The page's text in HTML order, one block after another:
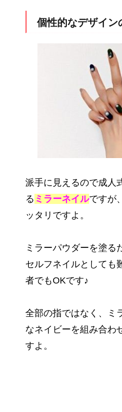
個性的なデザイン
派手に見えるので成人
る ミラーネイルですが
ッタリですよ。
ミラーパウダーを塗る
セルフネイルとしても
者でもOKです♪
全部の指ではなく、ミ
なネイビーを組み合わ
すよ。